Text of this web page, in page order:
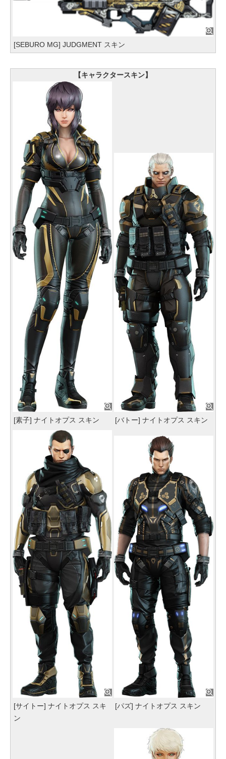
[SEBURO MG] JUDGMENT スキン
【キャラクタースキン】
[素子] ナイトオプス スキン [バトー] ナイトオプス スキン
[サイトー] ナイトオプス スキ
ン
[パズ] ナイトオプス スキン